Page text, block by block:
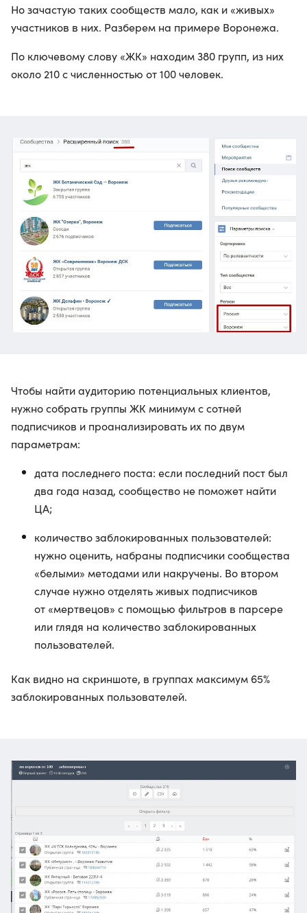
Но зачастую таких сообществ мало, как и «живых»
участников в них. Разберем на примере Воронежа.
По ключевому слову «ЖК» находим 380 групп, из них
около 210 с численностью от 100 человек.
Чтобы найти аудиторию потенциальных клиентов,
нужно собрать группы ЖК минимум с сотней
подписчиков и проанализировать их по двум
параметрам:
дата последнего поста: если последний пост был
два года назад, сообщество не поможет найти
ЦА;
количество заблокированных пользователей:
нужно оценить, набраны подписчики сообщества
«белыми» методами или накручены. Во втором
случае нужно отделять живых подписчиков
от «мертвецов» с помощью фильтров в парсере
или глядя на количество заблокированных
пользователей.
Как видно на скриншоте, в группах максимум 65%
заблокированных пользователей.